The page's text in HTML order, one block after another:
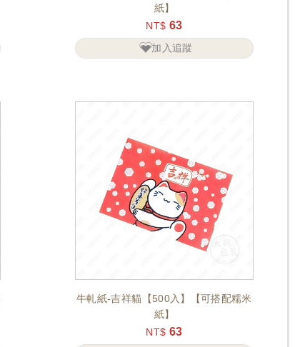
紙】
NT$ 63
加入追蹤
牛軋紙-吉祥貓【500入】【可搭配糯米
紙】
NT$ 63